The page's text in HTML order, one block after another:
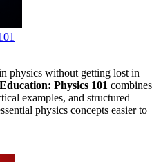
physics without getting lost in
Physics 101 combines
examples, and structured
physics concepts easier to